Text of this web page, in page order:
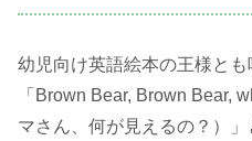
幼児向け英語絵本の王様とも
「Brown Bear, Brown Bear,
マさん、何が見えるの？）